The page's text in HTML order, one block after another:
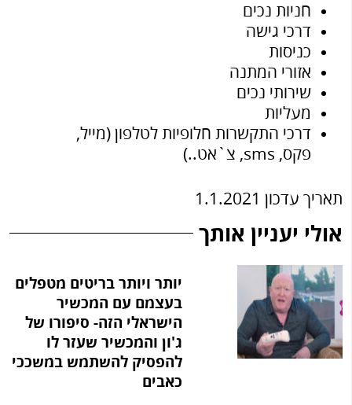
חניות נכים
דרכי גישה
כניסות
אזורי המתנה
שירותי נכים
מעליות
דרכי התקשרות חלופיות לטלפון (מייל,
פקס, sms, צ`אט..)
תאריך עדכון 1.1.2021
אולי יעניין אותך
יותר ויותר בריטים מטפלים
בעצמם עם המכשיר
הישראלי הזה- סיפורו של
ג'ון והמכשיר שעזר לו
להפסיק להשתמש במשככי
כאבים